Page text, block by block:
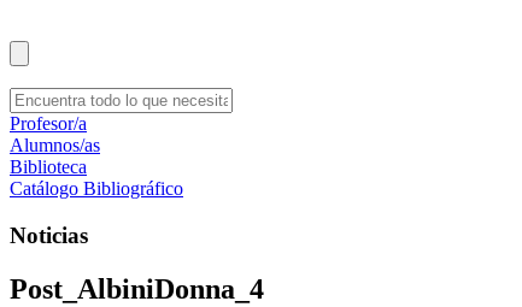
Profesor/a
Alumnos/as
Biblioteca
Catálogo Bibliográfico
Noticias
Post_AlbiniDonna_4